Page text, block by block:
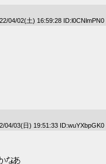
04/02(土) 16:59:28 ID:l0CNlmPN0
04/03(日) 19:51:33 ID:wuYXbpGK0
なあ